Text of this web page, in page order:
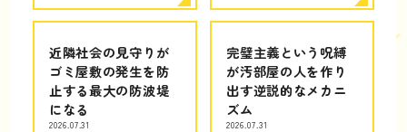
近隣社会の見守りが
ゴミ屋敷の発生を防
止する最大の防波堤
になる
2026.07.31
完璧主義という呪縛
が汚部屋の人を作り
出す逆説的なメカニ
ズム
2026.07.31